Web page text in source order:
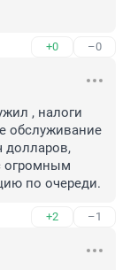
+0 –0
, налоги
обслуживание
долларов,
огромным
по очереди.
+2 –1